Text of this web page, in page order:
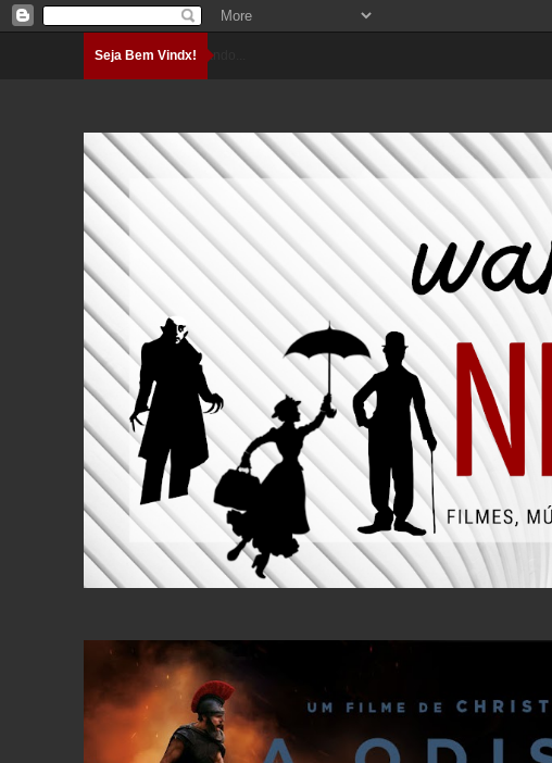
Seja Bem Vindx!Carregando...